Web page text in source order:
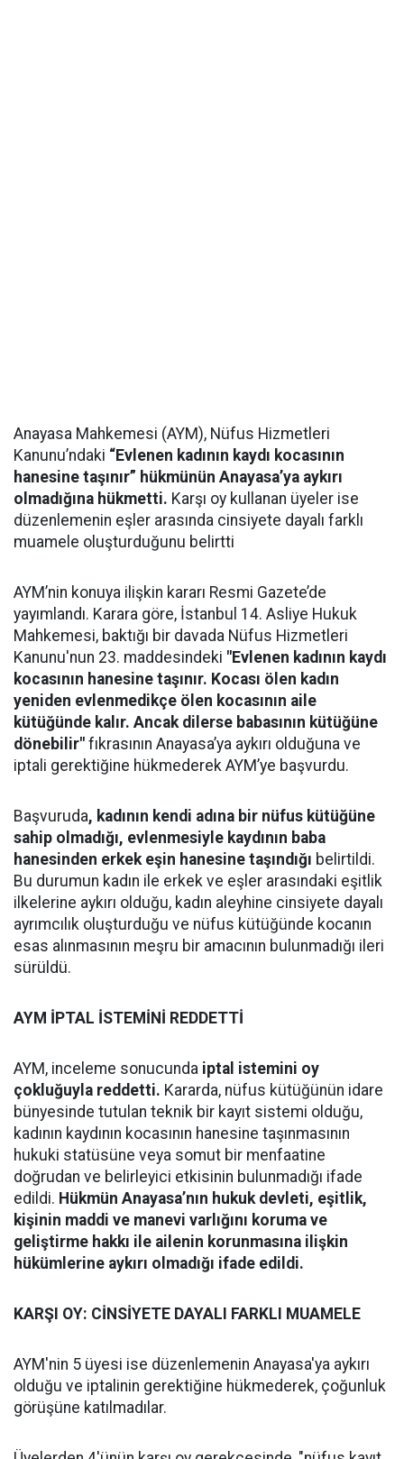
Anayasa Mahkemesi (AYM), Nüfus Hizmetleri
Kanunu’ndaki “Evlenen kadının kaydı kocasının
hanesine taşınır” hükmünün Anayasa’ya aykırı
olmadığına hükmetti. Karşı oy kullanan üyeler ise
düzenlemenin eşler arasında cinsiyete dayalı farklı
muamele oluşturduğunu belirtti
AYM’nin konuya ilişkin kararı Resmi Gazete’de
yayımlandı. Karara göre, İstanbul 14. Asliye Hukuk
Mahkemesi, baktığı bir davada Nüfus Hizmetleri
Kanunu'nun 23. maddesindeki "Evlenen kadının kaydı
kocasının hanesine taşınır. Kocası ölen kadın
yeniden evlenmedikçe ölen kocasının aile
kütüğünde kalır. Ancak dilerse babasının kütüğüne
dönebilir" fıkrasının Anayasa’ya aykırı olduğuna ve
iptali gerektiğine hükmederek AYM’ye başvurdu.
Başvuruda, kadının kendi adına bir nüfus kütüğüne
sahip olmadığı, evlenmesiyle kaydının baba
hanesinden erkek eşin hanesine taşındığı belirtildi.
Bu durumun kadın ile erkek ve eşler arasındaki eşitlik
ilkelerine aykırı olduğu, kadın aleyhine cinsiyete dayalı
ayrımcılık oluşturduğu ve nüfus kütüğünde kocanın
esas alınmasının meşru bir amacının bulunmadığı ileri
sürüldü.
AYM İPTAL İSTEMİNİ REDDETTİ
AYM, inceleme sonucunda iptal istemini oy
çokluğuyla reddetti. Kararda, nüfus kütüğünün idare
bünyesinde tutulan teknik bir kayıt sistemi olduğu,
kadının kaydının kocasının hanesine taşınmasının
hukuki statüsüne veya somut bir menfaatine
doğrudan ve belirleyici etkisinin bulunmadığı ifade
edildi. Hükmün Anayasa’nın hukuk devleti, eşitlik,
kişinin maddi ve manevi varlığını koruma ve
geliştirme hakkı ile ailenin korunmasına ilişkin
hükümlerine aykırı olmadığı ifade edildi.
KARŞI OY: CİNSİYETE DAYALI FARKLI MUAMELE
AYM'nin 5 üyesi ise düzenlemenin Anayasa'ya aykırı
olduğu ve iptalinin gerektiğine hükmederek, çoğunluk
görüşüne katılmadılar.